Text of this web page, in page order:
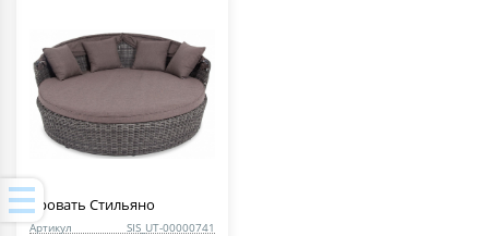
Кровать Стильяно
Артикул SIS_UT-00000741